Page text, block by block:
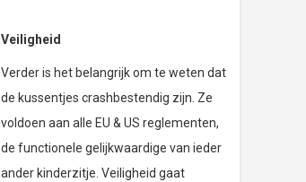
Veiligheid
Verder is het belangrijk om te weten dat
de kussentjes crashbestendig zijn. Ze
voldoen aan alle EU & US reglementen,
de functionele gelijkwaardige van ieder
ander kinderzitje. Veiligheid gaat